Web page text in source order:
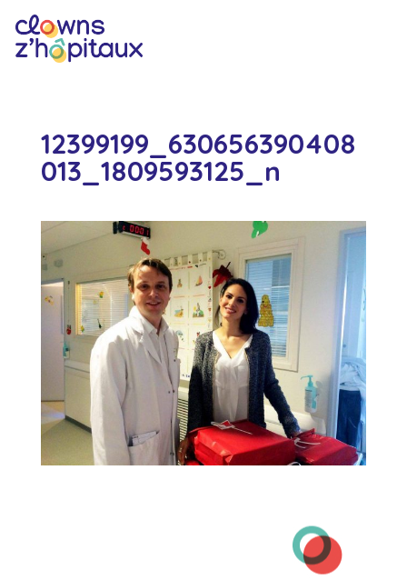
12399199_630656390408
013_1809593125_n